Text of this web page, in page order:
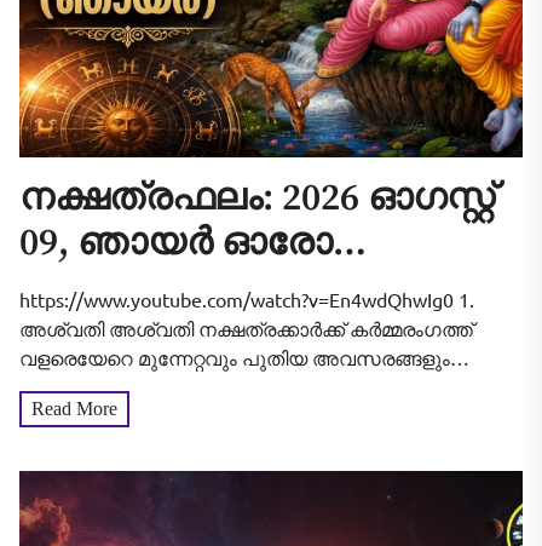
നക്ഷത്രഫലം: 2026 ഓഗസ്റ്റ്
09, ഞായർ ഓരോ
നാളുകാർക്കും എങ്ങനെ
എന്നറിയാം
https://www.youtube.com/watch?v=En4wdQhwIg0 1.
അശ്വതി അശ്വതി നക്ഷത്രക്കാർക്ക് കർമ്മരംഗത്ത്
വളരെയേറെ മുന്നേറ്റവും പുതിയ അവസരങ്ങളും
പ്രകടമാകുന്ന ദിനമാണിത്. മുൻപ് പകുതിവഴിയിൽ
മുടങ്ങിപ്പോയ പ്രധാനപ്പെട്ട പല ജോലികളും ഇന്ന്
ഔദ്യോഗിക തലത്തിൽ നിങ്ങളുടെ...
Read More